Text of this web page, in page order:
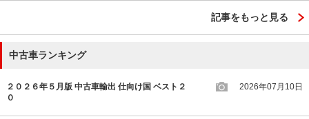
記事をもっと見る
中古車ランキング
２０２６年５月版 中古車輸出 仕向け国 ベスト２
０
2026年07月10日